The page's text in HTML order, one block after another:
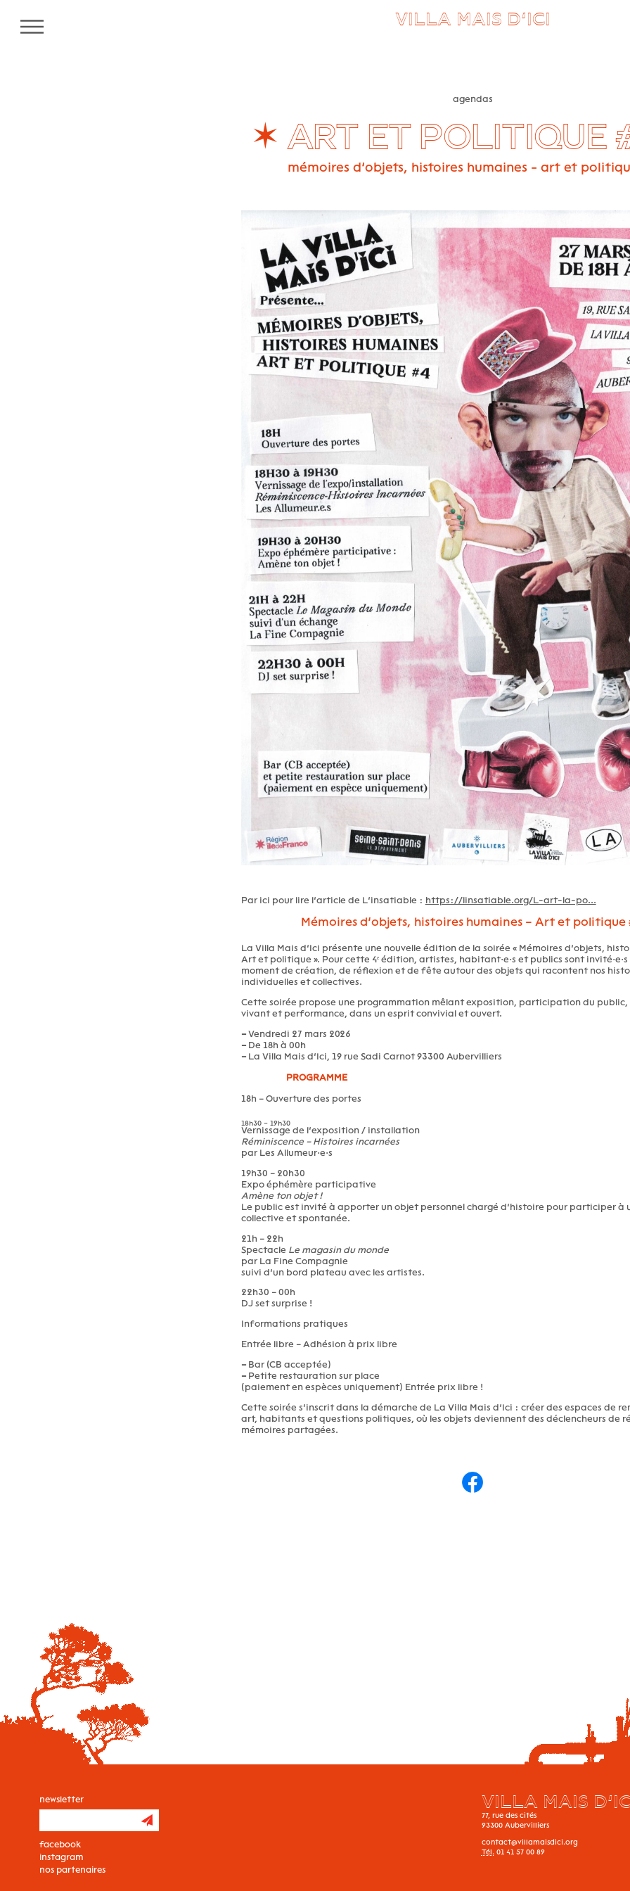
VILLA MAIS D’ICI
agendas
✶ ART ET POLITIQUE
mémoires d’objets, histoires humaines - art et
Par ici pour lire l’article de L’insatiable : https://linsatiable.org/L-art-la-po...
Mémoires d’objets, histoires humaines – Art et politique
La Villa Mais d’Ici présente une nouvelle édition de la soirée « Mémoires d’objets,
Art et politique ». Pour cette 4ᵉ édition, artistes, habitant·e·s et publics sont
moment de création, de réflexion et de fête autour des objets qui racontent nos
individuelles et collectives.
Cette soirée propose une programmation mêlant exposition, participation du public,
vivant et performance, dans un esprit convivial et ouvert.
–Vendredi 27 mars 2026
–De 18h à 00h
–La Villa Mais d’Ici, 19 rue Sadi Carnot 93300 Aubervilliers
PROGRAMME
18h – Ouverture des portes
18h30 – 19h30
Vernissage de l’exposition / installation
Réminiscence – Histoires incarnées
par Les Allumeur·e·s
19h30 – 20h30
Expo éphémère participative
Amène ton objet !
Le public est invité à apporter un objet personnel chargé d’histoire pour participer à
collective et spontanée.
21h – 22h
Spectacle Le magasin du monde
par La Fine Compagnie
suivi d’un bord plateau avec les artistes.
22h30 – 00h
DJ set surprise !
Informations pratiques
Entrée libre – Adhésion à prix libre
–Bar (CB acceptée)
–Petite restauration sur place
(paiement en espèces uniquement) Entrée prix libre !
Cette soirée s’inscrit dans la démarche de La Villa Mais d’Ici : créer des espaces de
art, habitants et questions politiques, où les objets deviennent des déclencheurs de
mémoires partagées.
newsletter
facebook
instagram
nos partenaires
VILLA MAIS
77, rue des cités
93300 Aubervilliers
contact@villamaisdici.org
Tél. 01 41 57 00 89